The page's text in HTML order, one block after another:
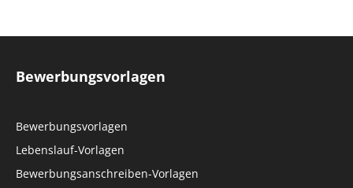
Bewerbungsvorlagen
Bewerbungsvorlagen
Lebenslauf-Vorlagen
Bewerbungsanschreiben-Vorlagen